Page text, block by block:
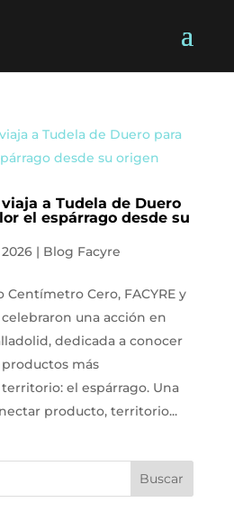
a Tudela de Duero
el espárrago desde su
| Blog Facyre
Cero, FACYRE y
una acción en
dedicada a conocer
más
el espárrago. Una
producto, territorio...